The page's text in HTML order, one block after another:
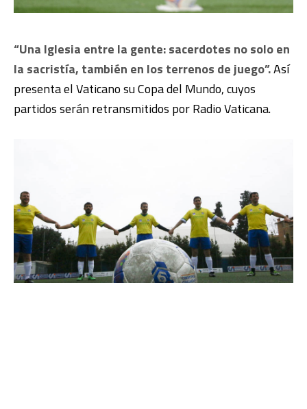
“Una Iglesia entre la gente: sacerdotes no solo en
la sacristía, también en los terrenos de juego”.Así
presenta el Vaticano su Copa del Mundo, cuyos
partidos serán retransmitidos por Radio Vaticana.